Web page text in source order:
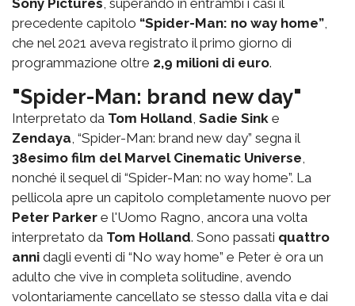
Sony Pictures, superando in entrambi i casi il
precedente capitolo “Spider-Man: no way home”,
che nel 2021 aveva registrato il primo giorno di
programmazione oltre 2,9 milioni di euro.
"Spider-Man: brand new day"
Interpretato da Tom Holland, Sadie Sink e
Zendaya, “Spider-Man: brand new day” segna il
38esimo film del Marvel Cinematic Universe,
nonché il sequel di “Spider-Man: no way home”. La
pellicola apre un capitolo completamente nuovo per
Peter Parker e l'Uomo Ragno, ancora una volta
interpretato da Tom Holland. Sono passati quattro
anni dagli eventi di “No way home” e Peter è ora un
adulto che vive in completa solitudine, avendo
volontariamente cancellato se stesso dalla vita e dai